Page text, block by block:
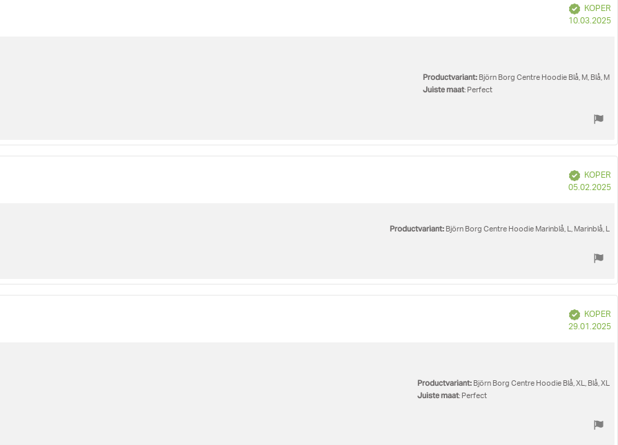
Geverifieerd
KOPER
10.03.2025
Productvariant: Björn Borg Centre Hoodie Blå, M, Blå, M
Juiste maat: Perfect
Geverifieerd
KOPER
05.02.2025
Productvariant: Björn Borg Centre Hoodie Marinblå, L, Marinblå, L
Geverifieerd
KOPER
29.01.2025
Productvariant: Björn Borg Centre Hoodie Blå, XL, Blå, XL
Juiste maat: Perfect